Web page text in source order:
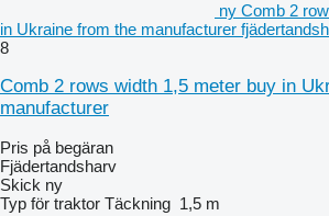
ny Comb 2
in Ukraine from the manufacturer
8
Comb 2 rows width 1,5 meter buy in
manufacturer
Pris på begäran
Fjädertandsharv
Skick ny
Typ för traktor Täckning 1,5 m